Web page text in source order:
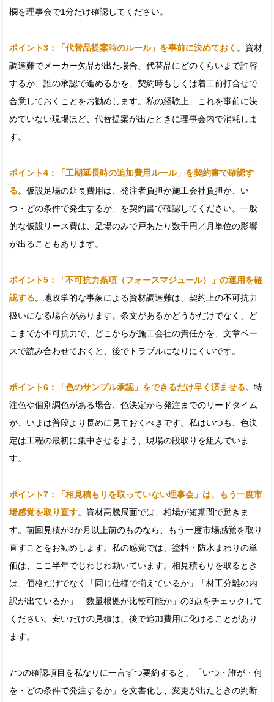
欄を理事会で1分だけ確認してください。
ポイント3：「代替品提案時のルール」を事前に決めておく 。資材
調達難でメーカー欠品が出た場合、代替品にどのくらいまで許容
するか、誰の承認で進めるかを、契約時もしくは着工前打合せで
合意しておくことをお勧めします。私の経験上、これを事前に決
めていない現場ほど、代替提案が出たときに理事会内で消耗しま
す。
ポイント4：「工期延長時の追加費用ルール」を契約書で確認す
る。仮設足場の延長費用は、発注者負担か施工会社負担か、い
つ・どの条件で発生するか、を契約書で確認してください。一般
的な仮設リース費は、足場のみで戸あたり数千円／月単位の影響
が出ることもあります。
ポイント5：「不可抗力条項（フォースマジュール）」の運用を確
認する。地政学的な事象による資材調達難は、契約上の不可抗力
扱いになる場合があります。条文があるかどうかだけでなく、ど
こまでが不可抗力で、どこからが施工会社の責任かを、文章ベー
スで読み合わせておくと、後でトラブルになりにくいです。
ポイント6：「色のサンプル承認」をできるだけ早く済ませる。特
注色や個別調色がある場合、色決定から発注までのリードタイム
が、いまは普段より長めに見ておくべきです。私はいつも、色決
定は工程の最初に集中させるよう、現場の段取りを組んでいま
す。
ポイント7：「相見積もりを取っていない理事会」は、もう一度市
場感覚を取り直す。資材高騰局面では、相場が短期間で動きま
す。前回見積が3か月以上前のものなら、もう一度市場感覚を取り
直すことをお勧めします。私の感覚では、塗料・防水まわりの単
価は、ここ半年でじわじわ動いています。相見積もりを取るとき
は、価格だけでなく「同じ仕様で揃えているか」「材工分離の内
訳が出ているか」「数量根拠が比較可能か」の3点をチェックして
ください。安いだけの見積は、後で追加費用に化けることがあり
ます。
7つの確認項目を私なりに一言ずつ要約すると、「いつ・誰が・何
を・どの条件で発注するか」を文書化し、変更が出たときの判断